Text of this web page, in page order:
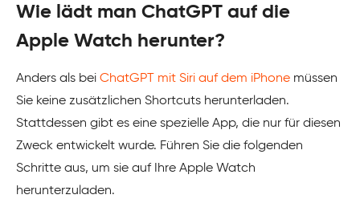
Wie lädt man ChatGPT auf die
Apple Watch herunter?
Anders als bei ChatGPT mit Siri auf dem iPhone müssen
Sie keine zusätzlichen Shortcuts herunterladen.
Stattdessen gibt es eine spezielle App, die nur für diesen
Zweck entwickelt wurde. Führen Sie die folgenden
Schritte aus, um sie auf Ihre Apple Watch
herunterzuladen.